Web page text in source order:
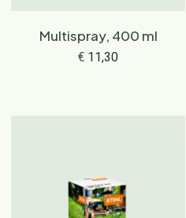
Multispray, 400 ml
€ 11,30